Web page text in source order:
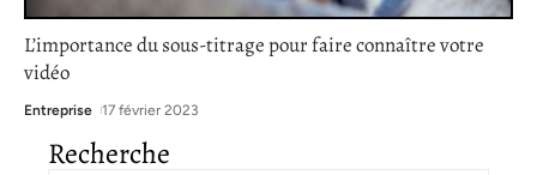
L’importance du sous-titrage pour faire connaître votre
vidéo
Entreprise 17 février 2023
Recherche